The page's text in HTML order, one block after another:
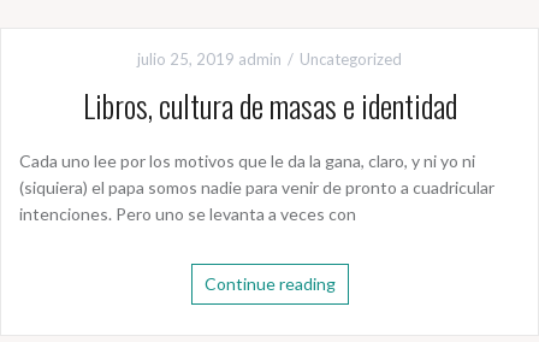
julio 25, 2019 admin Uncategorized
Libros, cultura de masas e identidad
Cada uno lee por los motivos que le da la gana, claro, y ni yo ni
(siquiera) el papa somos nadie para venir de pronto a cuadricular
intenciones. Pero uno se levanta a veces con
Continue reading